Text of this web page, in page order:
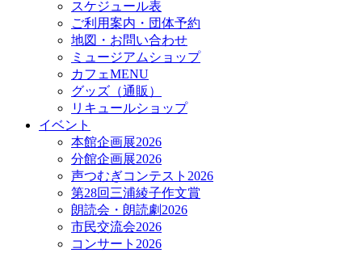
スケジュール表
ご利用案内・団体予約
地図・お問い合わせ
ミュージアムショップ
カフェMENU
グッズ（通販）
リキュールショップ
イベント
本館企画展2026
分館企画展2026
声つむぎコンテスト2026
第28回三浦綾子作文賞
朗読会・朗読劇2026
市民交流会2026
コンサート2026